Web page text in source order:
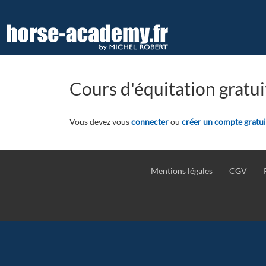
au
contenu
Cours d'équitation
Vous devez vousconnecterou créer un compte
Mentions légales CGV